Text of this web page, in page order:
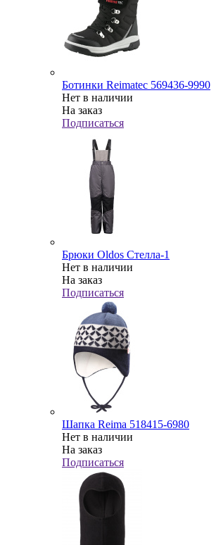
Ботинки Reimatec 569436-9990
Нет в наличии
На заказ
Подписаться
Брюки Oldos Стелла-1
Нет в наличии
На заказ
Подписаться
Шапка Reima 518415-6980
Нет в наличии
На заказ
Подписаться